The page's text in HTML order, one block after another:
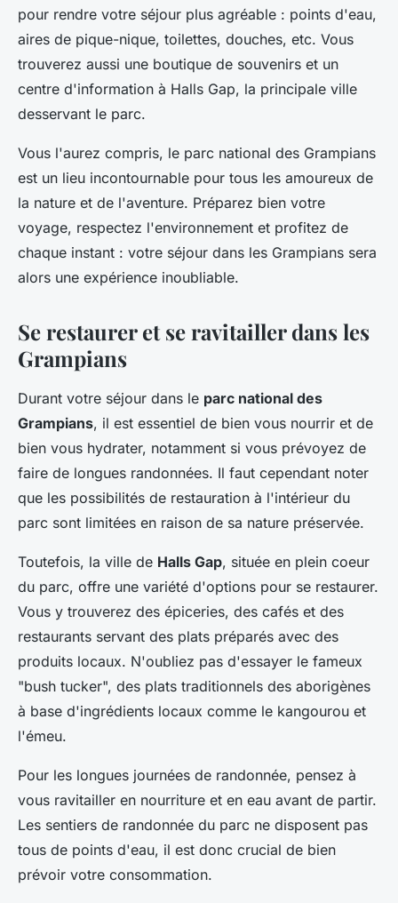
pour rendre votre séjour plus agréable : points d'eau,
aires de pique-nique, toilettes, douches, etc. Vous
trouverez aussi une boutique de souvenirs et un
centre d'information à Halls Gap, la principale ville
desservant le parc.
Vous l'aurez compris, le parc national des Grampians
est un lieu incontournable pour tous les amoureux de
la nature et de l'aventure. Préparez bien votre
voyage, respectez l'environnement et profitez de
chaque instant : votre séjour dans les Grampians sera
alors une expérience inoubliable.
Se restaurer et se ravitailler dans les
Grampians
Durant votre séjour dans le parc national des
Grampians, il est essentiel de bien vous nourrir et de
bien vous hydrater, notamment si vous prévoyez de
faire de longues randonnées. Il faut cependant noter
que les possibilités de restauration à l'intérieur du
parc sont limitées en raison de sa nature préservée.
Toutefois, la ville de Halls Gap, située en plein coeur
du parc, offre une variété d'options pour se restaurer.
Vous y trouverez des épiceries, des cafés et des
restaurants servant des plats préparés avec des
produits locaux. N'oubliez pas d'essayer le fameux
"bush tucker", des plats traditionnels des aborigènes
à base d'ingrédients locaux comme le kangourou et
l'émeu.
Pour les longues journées de randonnée, pensez à
vous ravitailler en nourriture et en eau avant de partir.
Les sentiers de randonnée du parc ne disposent pas
tous de points d'eau, il est donc crucial de bien
prévoir votre consommation.